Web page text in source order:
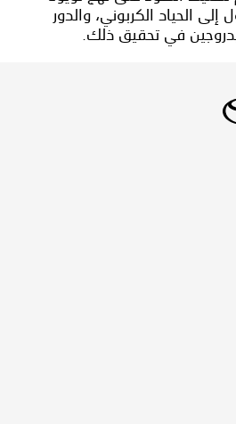
الحياد الكربوني، والدور
في تحقيق ذلك.